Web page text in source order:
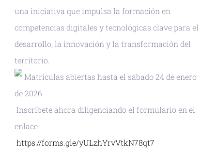
una iniciativa que impulsa la formación en
competencias digitales y tecnológicas clave para el
desarrollo, la innovación y la transformación del
territorio.
Matrículas abiertas hasta el sábado 24 de enero
de 2026
Inscríbete ahora diligenciando el formulario en el
enlace
https://forms.gle/yULzhYrvVtkN78qt7